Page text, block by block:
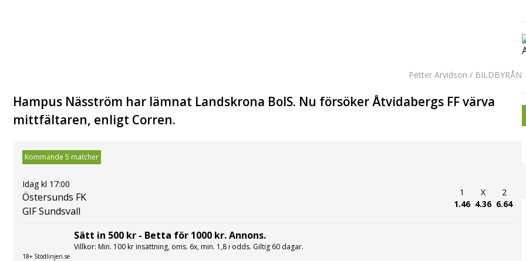
Petter Arvidson / BILDBYRÅN
Hampus Näsström har lämnat Landskrona BoIS. Nu försöker Åtvidabergs FF värva
mittfältaren, enligt Corren.
Kommande 5 matcher
Idag kl 17:00
Östersunds FK
GIF Sundsvall
1
1.46
X
4.36
2
6.64
18+ Stödlinjen.se
Sätt in 500 kr - Betta för 1000 kr. Annons.
Villkor: Min. 100 kr insättning, oms. 6x, min. 1,8 i odds. Giltig 60 dagar.